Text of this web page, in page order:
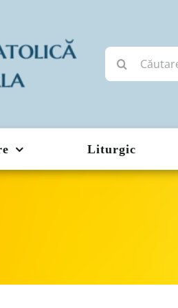
Cautare...
Liturgic